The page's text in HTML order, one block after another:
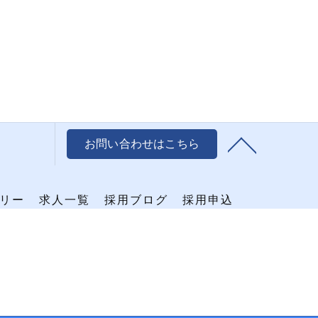
お問い合わせはこちら
ー 求人一覧 採用ブログ 採用申込